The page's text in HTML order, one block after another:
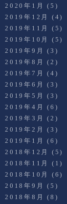
2020年1月
(5)
2019年12月
(4)
2019年11月
(5)
2019年10月
(5)
2019年9月
(3)
2019年8月
(2)
2019年7月
(4)
2019年6月
(3)
2019年5月
(3)
2019年4月
(6)
2019年3月
(2)
2019年2月
(3)
2019年1月
(6)
2018年12月
(5)
2018年11月
(1)
2018年10月
(6)
2018年9月
(5)
2018年8月
(8)